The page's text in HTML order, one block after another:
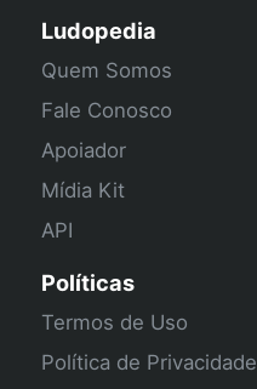
Ludopedia
Quem Somos
Fale Conosco
Apoiador
Mídia Kit
API
Políticas
Termos de Uso
Política de Privacidade